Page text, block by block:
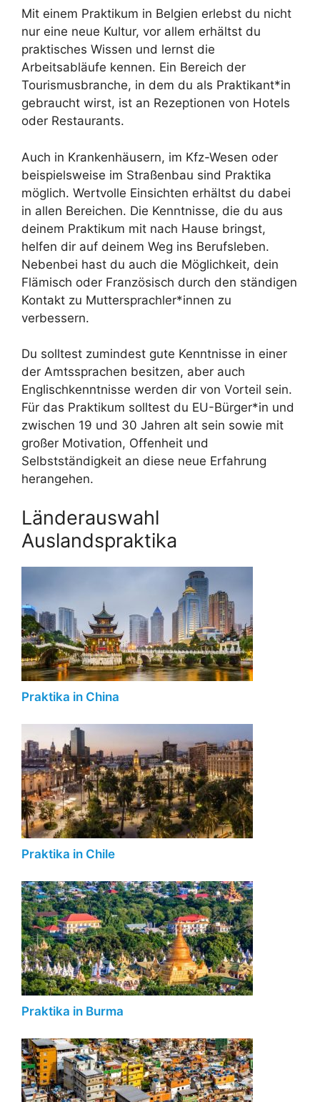
Mit einem Praktikum in Belgien erlebst du nicht
nur eine neue Kultur, vor allem erhältst du
praktisches Wissen und lernst die
Arbeitsabläufe kennen. Ein Bereich der
Tourismusbranche, in dem du als Praktikant*in
gebraucht wirst, ist an Rezeptionen von Hotels
oder Restaurants.
Auch in Krankenhäusern, im Kfz-Wesen oder
beispielsweise im Straßenbau sind Praktika
möglich. Wertvolle Einsichten erhältst du dabei
in allen Bereichen. Die Kenntnisse, die du aus
deinem Praktikum mit nach Hause bringst,
helfen dir auf deinem Weg ins Berufsleben.
Nebenbei hast du auch die Möglichkeit, dein
Flämisch oder Französisch durch den ständigen
Kontakt zu Muttersprachler*innen zu
verbessern.
Du solltest zumindest gute Kenntnisse in einer
der Amtssprachen besitzen, aber auch
Englischkenntnisse werden dir von Vorteil sein.
Für das Praktikum solltest du EU-Bürger*in und
zwischen 19 und 30 Jahren alt sein sowie mit
großer Motivation, Offenheit und
Selbstständigkeit an diese neue Erfahrung
herangehen.
Länderauswahl
Auslandspraktika
Praktika in China
Praktika in Chile
Praktika in Burma